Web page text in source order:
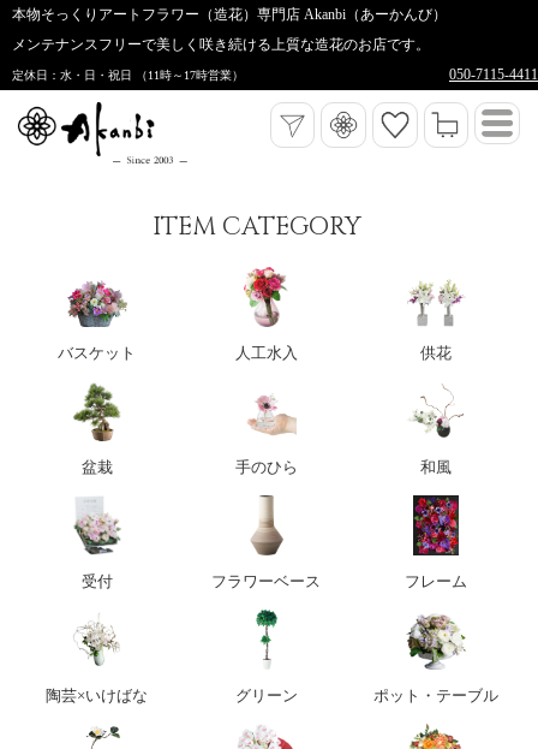
本物そっくりアートフラワー（造花）専門店 Akanbi（あーかんび）
メンテナンスフリーで美しく咲き続ける上質な造花のお店です。
定休日：水・日・祝日 （11時～17時営業） 050-7115-4411
ITEM CATEGORY
バスケット 人工水入 供花
盆栽 手のひら 和風
受付 フラワーベース フレーム
陶芸×いけばな グリーン ポット・テーブル